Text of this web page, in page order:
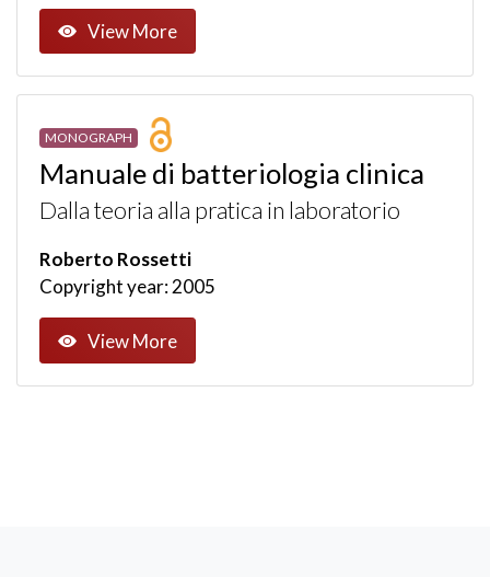
View More
MONOGRAPH
Manuale di batteriologia clinica
Dalla teoria alla pratica in laboratorio
Roberto Rossetti
Copyright year: 2005
View More